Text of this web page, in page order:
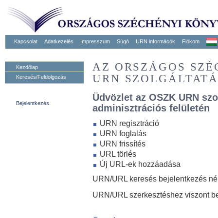
Kapcsolat Adatkezelés Impresszum Súgó URN informácók Fiókom
Kezdőlap
Keresés/Feldolgozás
Bejelentkezés
AZ ORSZÁGOS
URN
Üdvözlet az OSZK URN
adminisztrációs felületén
URN regisztráció
URN foglalás
URN frissítés
URL törlés
Új URL-ek hozzáadása
URN/URL keresés bejelentkezés
URN/URL szerkesztéshez viszont